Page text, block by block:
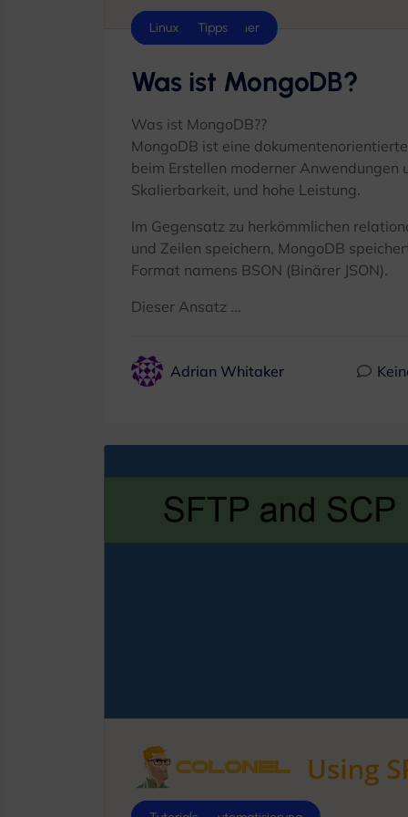
Datenbank
Docker & Container
Hosting-Tipps
Linux
Was ist MongoDB?
Was ist MongoDB??
MongoDB ist eine
beim Erstellen moderner
Skalierbarkeit, und hohe Leistung.
Im Gegensatz zu herkömmlichen
und Zeilen speichern, MongoDB
Format namens BSON (Binärer JSON).
Dieser Ansatz ...
Adrian Whitaker